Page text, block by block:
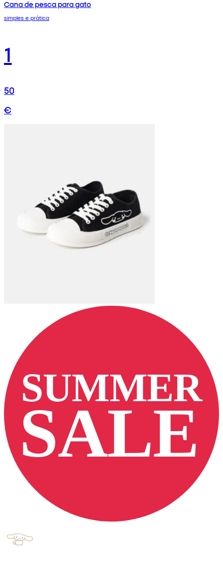
Cana de pesca para gato
simples e prática
1
50
€